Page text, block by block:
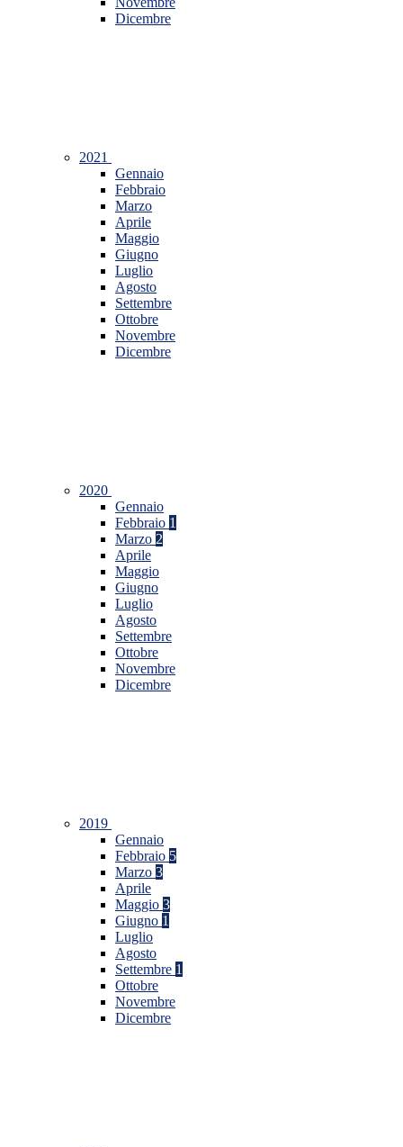
Dicembre
2021
Gennaio
Febbraio
Marzo
Aprile
Maggio
Giugno
Luglio
Agosto
Settembre
Ottobre
Novembre
Dicembre
2020
Gennaio
Febbraio 1
Marzo 2
Aprile
Maggio
Giugno
Luglio
Agosto
Settembre
Ottobre
Novembre
Dicembre
2019
Gennaio
Febbraio 5
Marzo 3
Aprile
Maggio 3
Giugno 1
Luglio
Agosto
Settembre 1
Ottobre
Novembre
Dicembre